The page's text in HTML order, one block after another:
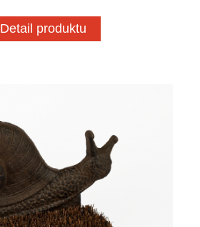
Detail produktu